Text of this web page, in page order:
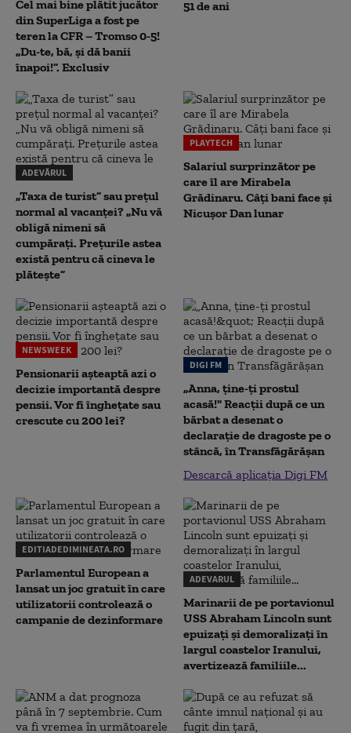
Cel mai bine plătit jucător
din SuperLiga a fost pe
teren la CFR – Tromso 0-5!
„Du-te, bă, și dă banii
înapoi!”. Exclusiv
51 de ani
ADEVĂRUL
„Taxa de turist” sau prețul
normal al vacanței? „Nu vă
obligă nimeni să
cumpărați. Prețurile astea
există pentru că cineva le
plătește”
PLAYTECH
Salariul surprinzător pe
care îl are Mirabela
Grădinaru. Câţi bani face şi
Nicuşor Dan lunar
NEWSWEEK
Pensionarii așteaptă azi o
decizie importantă despre
pensii. Vor fi înghețate sau
crescute cu 200 lei?
DIGI FM
„Anna, ţine-ţi prostul
acasă!" Reacţii după ce un
bărbat a desenat o
declaraţie de dragoste pe o
stâncă, în Transfăgărăşan
Descarcă aplicația Digi FM
EDITIADEDIMINEATA.RO
Parlamentul European a
lansat un joc gratuit în care
utilizatorii controlează o
campanie de dezinformare
ADEVARUL
Marinarii de pe portavionul
USS Abraham Lincoln sunt
epuizați și demoralizați în
largul coastelor Iranului,
avertizează familiile...